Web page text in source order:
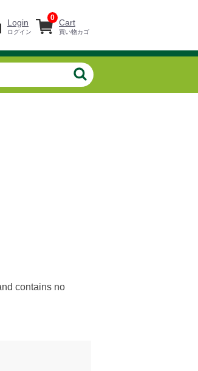
Cart
買い物カゴ
0
Login
ログイン
contains no